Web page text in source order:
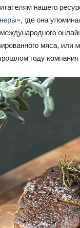
нашего
», где она
мяса,
году